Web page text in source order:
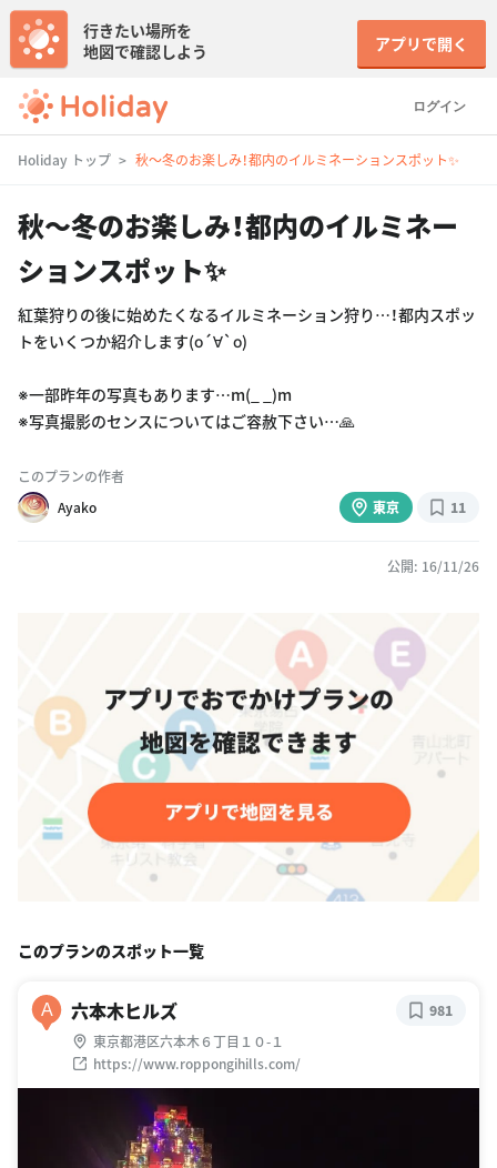
ログイン
行きたい場所を
地図で確認しよう
アプリで開く
Holiday トップ 秋〜冬のお楽しみ！都内のイルミネーションスポット✨
秋〜冬のお楽しみ！都内のイルミネー
ションスポット✨
紅葉狩りの後に始めたくなるイルミネーション狩り…！都内スポッ
トをいくつか紹介します(о´∀`о)
※一部昨年の写真もあります…m(_ _)m
※写真撮影のセンスについてはご容赦下さい…🙏
このプランの作者
Ayako
東京 11
公開: 16/11/26
このプランのスポット一覧
A 六本木ヒルズ
東京都港区六本木６丁目１０-１
https://www.roppongihills.com/
981